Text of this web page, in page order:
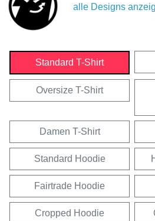
alle Designs
Standard T-Shirt
Oversize T-Shirt
Damen T-Shirt
Standard Hoodie
Fairtrade Hoodie
Cropped Hoodie